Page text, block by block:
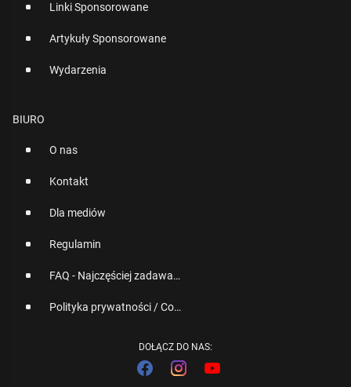
Linki Sponsorowane
Artykuły Sponsorowane
Wydarzenia
BIURO
O nas
Kontakt
Dla mediów
Regulamin
FAQ - Najczęściej zadawane pytania
Polityka prywatności / Cookies
DOŁĄCZ DO NAS: